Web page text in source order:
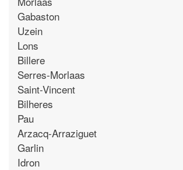
Gabaston
Uzein
Lons
Billere
Serres-Morlaas
Saint-Vincent
Bilheres
Pau
Arzacq-Arraziguet
Garlin
Idron